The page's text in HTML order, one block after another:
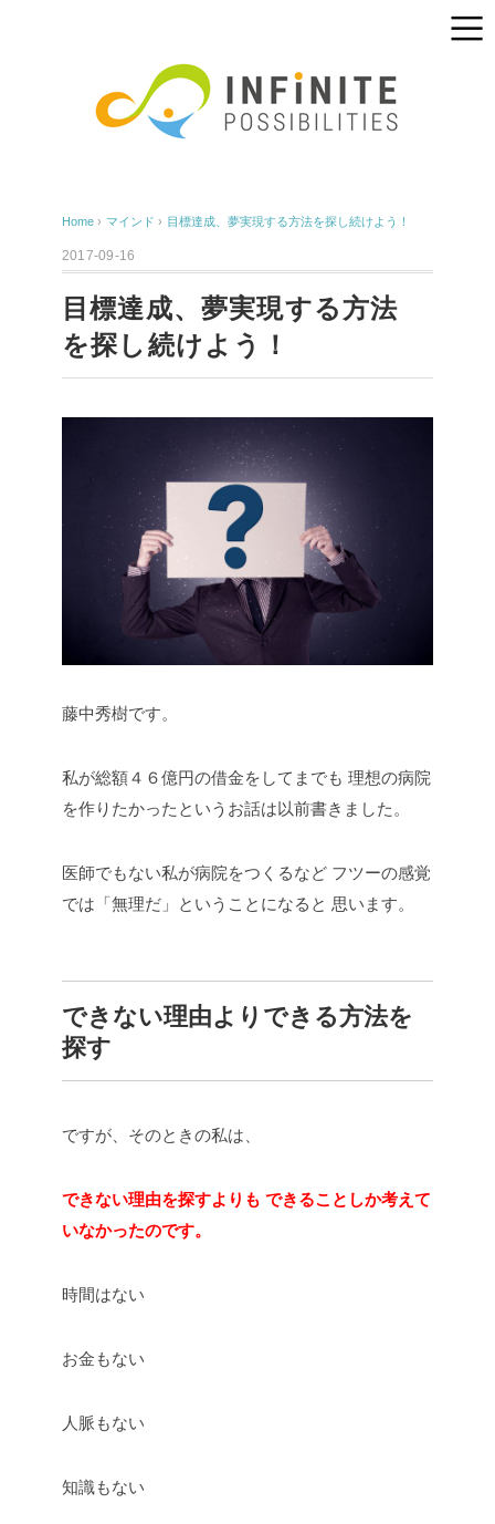
Home › マインド › 目標達成、夢実現する方法を探し続けよう！
2017-09-16
目標達成、夢実現する方法
を探し続けよう！
藤中秀樹です。
私が総額４６億円の借金をしてまでも 理想の病院
を作りたかったというお話は以前書きました。
医師でもない私が病院をつくるなど フツーの感覚
では「無理だ」ということになると 思います。
できない理由よりできる方法を
探す
ですが、そのときの私は、
できない理由を探すよりも できることしか考えて
いなかったのです。
時間はない
お金もない
人脈もない
知識もない